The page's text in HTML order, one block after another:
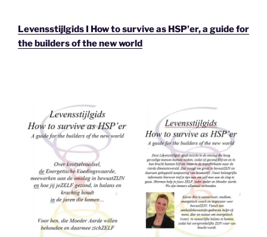
Levensstijlgids I How to survive as HSP'er, a guide for
the builders of the new world